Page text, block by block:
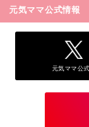
元気ママ公式情報
元気ママ公